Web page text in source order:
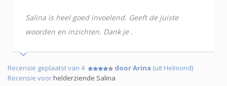
Salina is heel goed invoelend. Geeft de juiste
woorden en inzichten. Dank je .
Recensie geplaatst van 4 door Arina (uit Helmond)
Recensie voorhelderziende Salina